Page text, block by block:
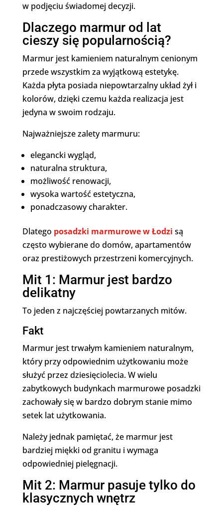
w podjęciu świadomej decyzji.
Dlaczego marmur od lat
cieszy się popularnością?
Marmur jest kamieniem naturalnym cenionym
przede wszystkim za wyjątkową estetykę.
Każda płyta posiada niepowtarzalny układ żył i
kolorów, dzięki czemu każda realizacja jest
jedyna w swoim rodzaju.
Najważniejsze zalety marmuru:
elegancki wygląd,
naturalna struktura,
możliwość renowacji,
wysoka wartość estetyczna,
ponadczasowy charakter.
Dlatego posadzki marmurowe w Łodzi są
często wybierane do domów, apartamentów
oraz prestiżowych przestrzeni komercyjnych.
Mit 1: Marmur jest bardzo
delikatny
To jeden z najczęściej powtarzanych mitów.
Fakt
Marmur jest trwałym kamieniem naturalnym,
który przy odpowiednim użytkowaniu może
służyć przez dziesięciolecia. W wielu
zabytkowych budynkach marmurowe posadzki
zachowały się w bardzo dobrym stanie mimo
setek lat użytkowania.
Należy jednak pamiętać, że marmur jest
bardziej miękki od granitu i wymaga
odpowiedniej pielęgnacji.
Mit 2: Marmur pasuje tylko do
klasycznych wnętrz